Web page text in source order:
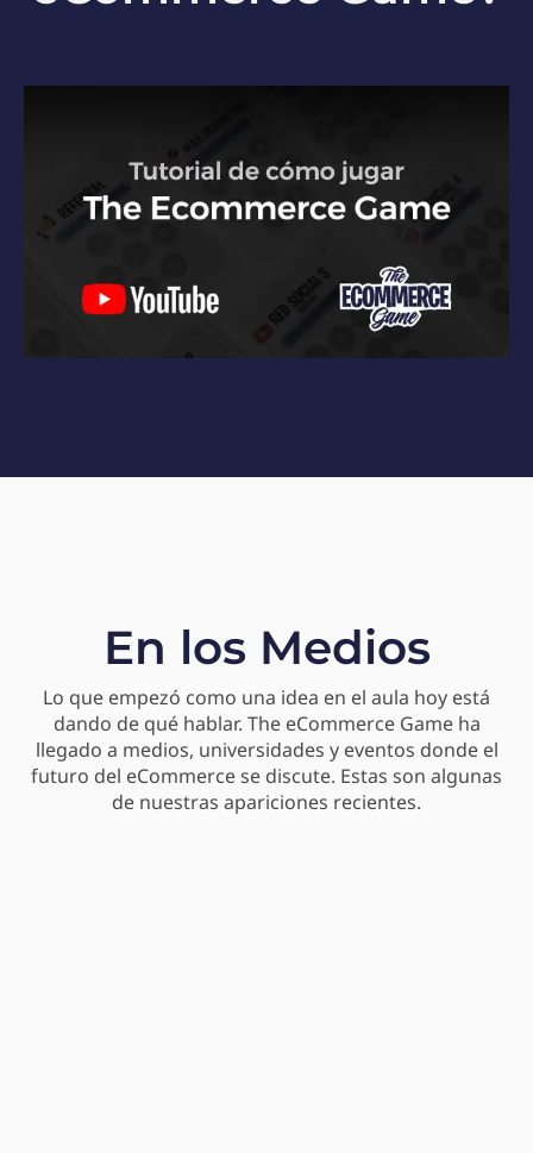
En los Medios
Lo que empezó como una idea en el aula hoy está
dando de qué hablar. The eCommerce Game ha
llegado a medios, universidades y eventos donde el
futuro del eCommerce se discute. Estas son algunas
de nuestras apariciones recientes.